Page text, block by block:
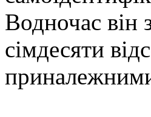
Водночас він
сімдесяти
приналежними